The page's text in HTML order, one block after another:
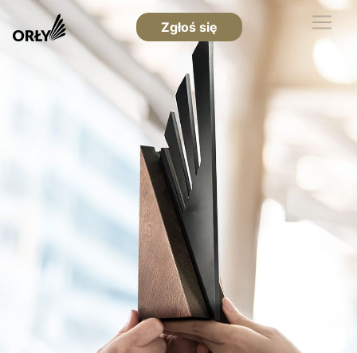
Zgłoś się